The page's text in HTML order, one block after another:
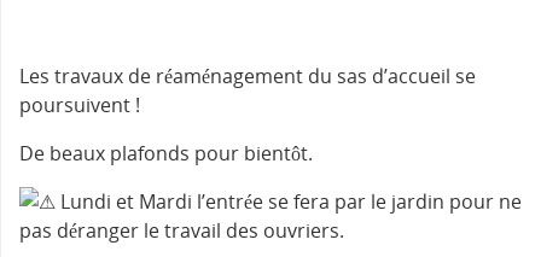
Les travaux de réaménagement du sas d’accueil se
poursuivent !
De beaux plafonds pour bientôt.
Lundi et Mardi l’entrée se fera par le jardin pour ne
pas déranger le travail des ouvriers.